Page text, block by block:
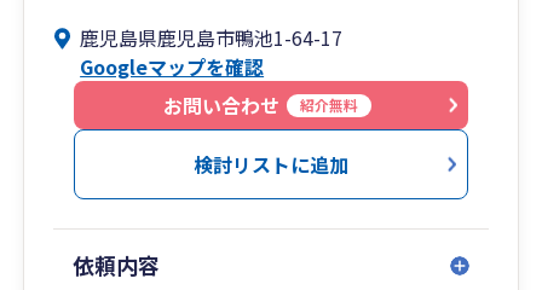
ます。
具体的には、クラウド会計導入支援を通じてリア
ルタイムでの経営数値を可視化。単純な記帳代行
に留まらず、そのデータを基にした経営分析を行
い、的確なフィードバックと今後の戦略をご提案
でお応えできる体制を整えています。
鹿児島県鹿児島市鴨池1-64-17
Googleマップを確認
お問い合わせ
紹介無料
検討リストに追加
依頼内容